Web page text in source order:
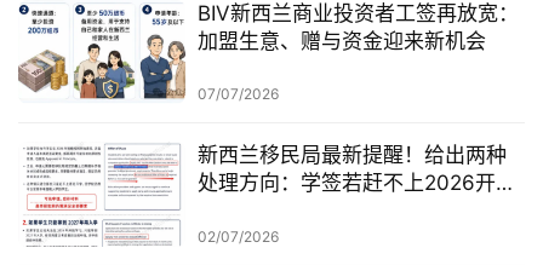
BIV新西兰商业投资者工签再放宽：
加盟生意、赠与资金迎来新机会
07/07/2026
新西兰移民局最新提醒！给出两种
处理方向：学签若赶不上2026开
02/07/2026